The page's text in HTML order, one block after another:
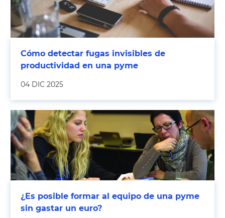
Cómo detectar fugas invisibles de
productividad en una pyme
04 DIC 2025
¿Es posible formar al equipo de una pyme
sin gastar un euro?